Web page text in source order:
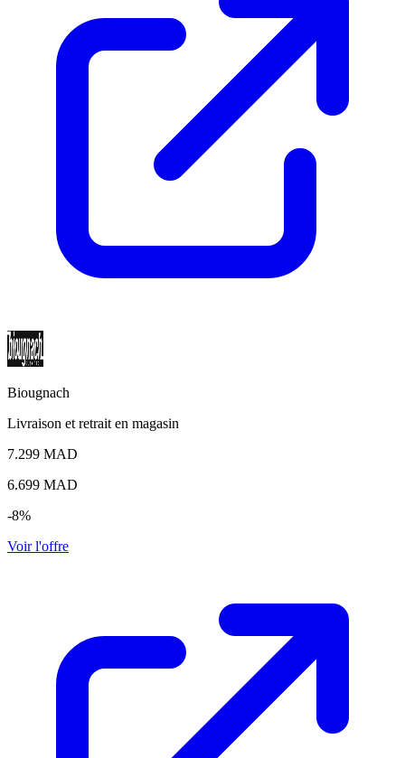
Biougnach
Livraison et retrait en magasin
7.299 MAD
6.699 MAD
-8%
Voir l'offre